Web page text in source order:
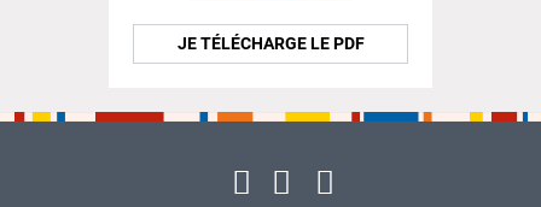
JE TÉLÉCHARGE LE PDF